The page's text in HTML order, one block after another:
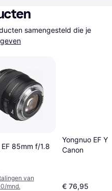
samengesteld die je
85mm f/1.8
van
mnd.
Yongnuo EF
Canon
€ 76,95